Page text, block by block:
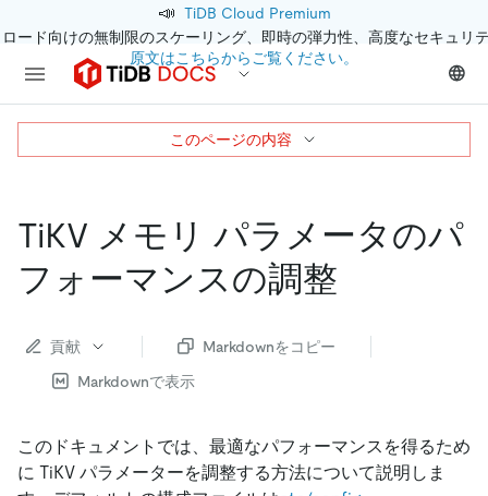
📣 TiDB Cloud Premium
ード向けの無制限のスケーリング、即時の弾力性、高度なセキュリ
原文はこちらからご覧ください。
TiKV メモリ パラメータのパ
フォーマンスの調整
貢献
Markdownをコピー
Markdownで表示
このドキュメントでは、最適なパフォーマンスを得るため
に TiKV パラメーターを調整する方法について説明しま
このページの内容